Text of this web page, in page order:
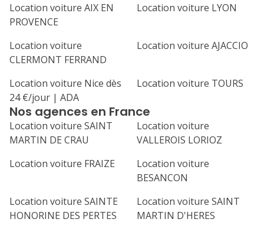
Location voiture AIX EN
PROVENCE
Location voiture LYON
Location voiture
CLERMONT FERRAND
Location voiture AJACCIO
Location voiture Nice dès
24 €/jour | ADA
Location voiture TOURS
Nos agences en France
Location voiture SAINT
MARTIN DE CRAU
Location voiture
VALLEROIS LORIOZ
Location voiture FRAIZE
Location voiture
BESANCON
Location voiture SAINTE
HONORINE DES PERTES
Location voiture SAINT
MARTIN D'HERES